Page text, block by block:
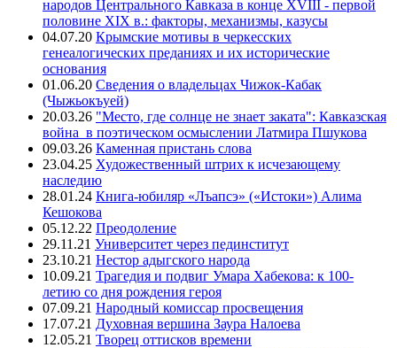
народов Центрального Кавказа в конце XVIII - первой
половине XIX в.: факторы, механизмы, казусы
04.07.20 Крымские мотивы в черкесских
генеалогических преданиях и их исторические
основания
01.06.20 Сведения о владельцах Чижок-Кабак
(Чыжьокъуей)
20.03.26 "Место, где солнце не знает заката": Кавказская
война в поэтическом осмыслении Латмира Пшукова
09.03.26 Каменная пристань слова
23.04.25 Художественный штрих к исчезающему
наследию
28.01.24 Книга-юбиляр «Лъапсэ» («Истоки») Алима
Кешокова
05.12.22 Преодоление
29.11.21 Университет через пединститут
23.10.21 Нестор адыгского народа
10.09.21 Трагедия и подвиг Умара Хабекова: к 100-
летию со дня рождения героя
07.09.21 Народный комиссар просвещения
17.07.21 Духовная вершина Заура Налоева
12.05.21 Творец оттисков времени